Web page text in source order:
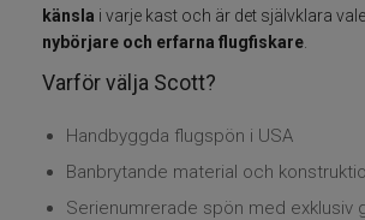
Flugbindning
Vinterfiske
känsla i varje kast och är det självklara
nybörjare och erfarna flugfiskare
Varför välja Scott?
Handbyggda flugspön i USA
Banbrytande material och
Serienumrerade spön med exklusiv